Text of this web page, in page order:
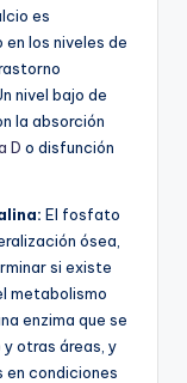
es
los niveles de
nivel bajo de
la absorción
D o disfunción
El fosfato
ósea,
si existe
metabolismo
enzima que se
y otras áreas, y
en condiciones